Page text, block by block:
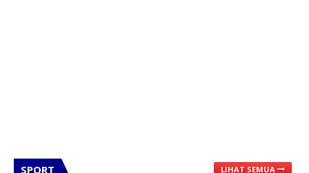
SPORT LIHAT SEMUA